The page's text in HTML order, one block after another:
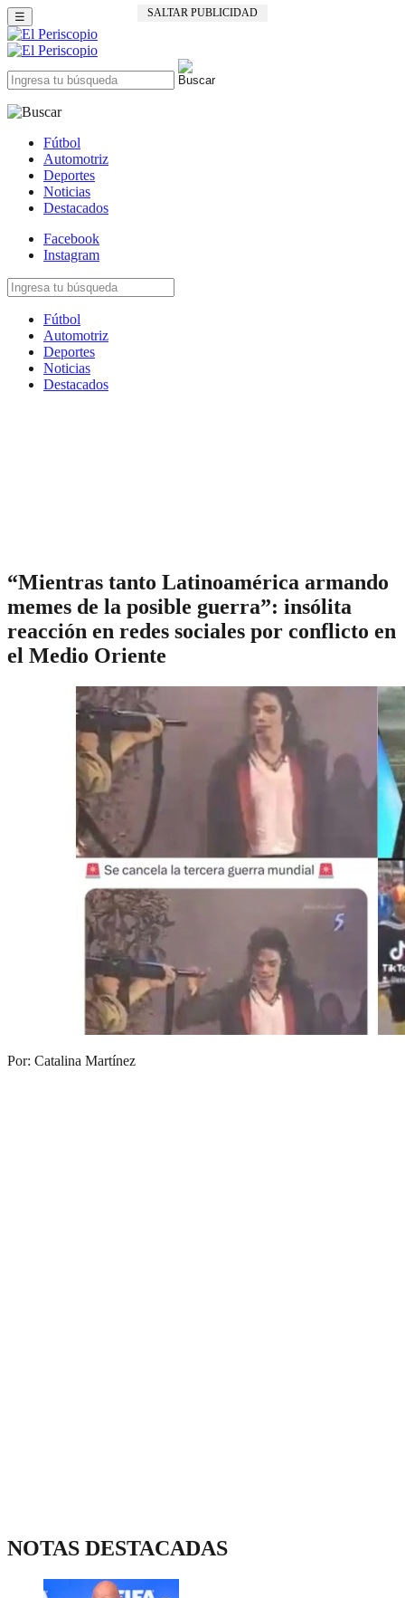
SALTAR PUBLICIDAD
☰
Fútbol
Automotriz
Deportes
Noticias
Destacados
Facebook
Instagram
Fútbol
Automotriz
Deportes
Noticias
Destacados
“Mientras tanto Latinoamérica armando
memes de la posible guerra”: insólita
reacción en redes sociales por conflicto en
el Medio Oriente
Por: Catalina Martínez
NOTAS DESTACADAS